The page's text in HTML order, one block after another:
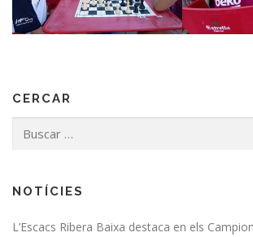
CERCAR
NOTÍCIES
L’Escacs Ribera Baixa destaca en els